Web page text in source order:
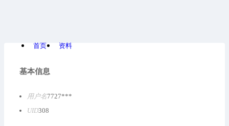
首页 资料
基本信息
用户名7727***
UID308